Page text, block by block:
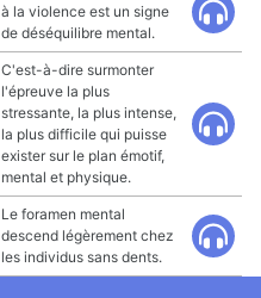
à la violence est un signe
de déséquilibre mental.
C'est-à-dire surmonter
l'épreuve la plus
stressante, la plus intense,
la plus difficile qui puisse
exister sur le plan émotif,
mental et physique.
Le foramen mental
descend légèrement chez
les individus sans dents.